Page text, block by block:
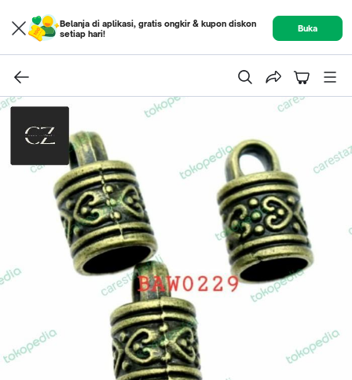
Belanja di aplikasi, gratis ongkir & kupon diskon
setiap hari!
Buka